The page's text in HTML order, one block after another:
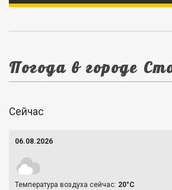
Погода в городе
Сейчас
06.08.2026
Температура воздуха сейчас: 20°C